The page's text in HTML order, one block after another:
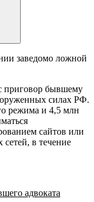
заведомо ложной
приговор бывшему
силах РФ.
режима и 4,5 млн
сайтов или
в течение
адвоката